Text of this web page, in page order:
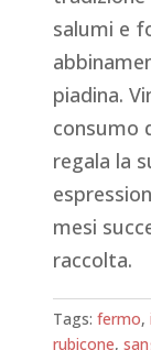
salumi e
piadina.
consumo
regala la
mesi
raccolta.
Tags:fermo,
rubicone,